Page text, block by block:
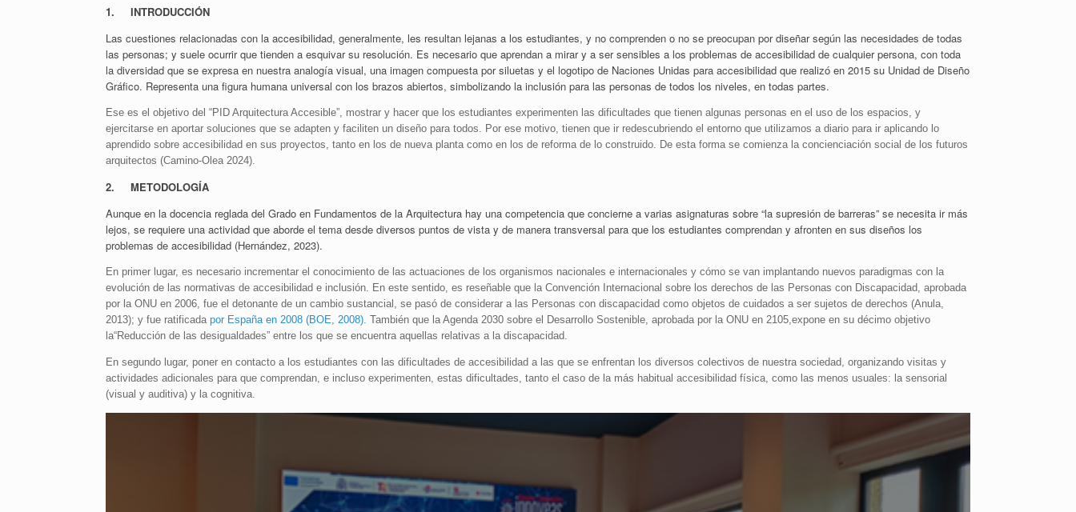
1. INTRODUCCIÓN
Las cuestiones relacionadas con la accesibilidad, generalmente, les resultan lejanas a los estudiantes, y no comprenden o no se preocupan por diseñar según las necesidades de todas
las personas; y suele ocurrir que tienden a esquivar su resolución. Es necesario que aprendan a mirar y a ser sensibles a los problemas de accesibilidad de cualquier persona, con toda
la diversidad que se expresa en nuestra analogía visual, una imagen compuesta por siluetas y el logotipo de Naciones Unidas para accesibilidad que realizó en 2015 su Unidad de Diseño
Gráfico. Representa una figura humana universal con los brazos abiertos, simbolizando la inclusión para las personas de todos los niveles, en todas partes.
Ese es el objetivo del “PID Arquitectura Accesible”, mostrar y hacer que los estudiantes experimenten las dificultades que tienen algunas personas en el uso de los espacios, y
ejercitarse en aportar soluciones que se adapten y faciliten un diseño para todos. Por ese motivo, tienen que ir redescubriendo el entorno que utilizamos a diario para ir aplicando lo
aprendido sobre accesibilidad en sus proyectos, tanto en los de nueva planta como en los de reforma de lo construido. De esta forma se comienza la concienciación social de los futuros
arquitectos (Camino-Olea 2024).
2. METODOLOGÍA
Aunque en la docencia reglada del Grado en Fundamentos de la Arquitectura hay una competencia que concierne a varias asignaturas sobre “la supresión de barreras” se necesita ir más
lejos, se requiere una actividad que aborde el tema desde diversos puntos de vista y de manera transversal para que los estudiantes comprendan y afronten en sus diseños los
problemas de accesibilidad (Hernández, 2023).
En primer lugar, es necesario incrementar el conocimiento de las actuaciones de los organismos nacionales e internacionales y cómo se van implantando nuevos paradigmas con la
evolución de las normativas de accesibilidad e inclusión. En este sentido, es reseñable que la Convención Internacional sobre los derechos de las Personas con Discapacidad, aprobada
por la ONU en 2006, fue el detonante de un cambio sustancial, se pasó de considerar a las Personas con discapacidad como objetos de cuidados a ser sujetos de derechos (Anula,
2013); y fue ratificada por España en 2008 (BOE, 2008). También que la Agenda 2030 sobre el Desarrollo Sostenible, aprobada por la ONU en 2105,expone en su décimo objetivo
la“Reducción de las desigualdades” entre los que se encuentra aquellas relativas a la discapacidad.
En segundo lugar, poner en contacto a los estudiantes con las dificultades de accesibilidad a las que se enfrentan los diversos colectivos de nuestra sociedad, organizando visitas y
actividades adicionales para que comprendan, e incluso experimenten, estas dificultades, tanto el caso de la más habitual accesibilidad física, como las menos usuales: la sensorial
(visual y auditiva) y la cognitiva.